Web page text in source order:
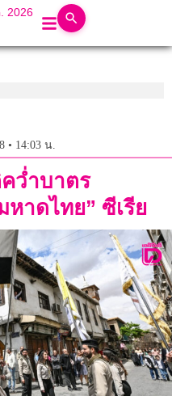
2026
• 14:03 น.
ว่ำบาตร
หาดไทย” ซีเรีย